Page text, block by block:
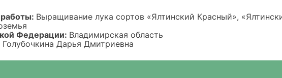
Выращивание лука сортов «Ялтинский Красный»,
Федерации: Владимирская область
Голубочкина Дарья Дмитриевна